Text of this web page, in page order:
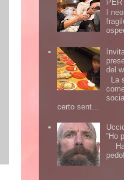
I
del
La
certo sent...
“Ho
Ha